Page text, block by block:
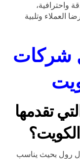
واحترافية،
العملاء وتلبية
شركات
تقدمها
رول بحيث يناسب